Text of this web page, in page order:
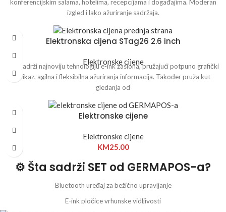
konferencijskim salama, hotelima, recepcijama i događajima. Moderan
izgled i lako ažuriranje sadržaja.
Elektronska cijena STag26 2.6 inch
Elektronske cijene
ESL sadrži najnoviju tehnologiju e-ink zaslona, pružajući potpuno grafički
prikaz, agilna i fleksibilna ažuriranja informacija. Također pruža kut
gledanja od
Elektronske cijene
Elektronske cijene
KM25.00
⚙️ Šta sadrži SET od GERMAPOS-a?
Bluetooth uređaj za bežično upravljanje
E-ink pločice vrhunske vidljivosti